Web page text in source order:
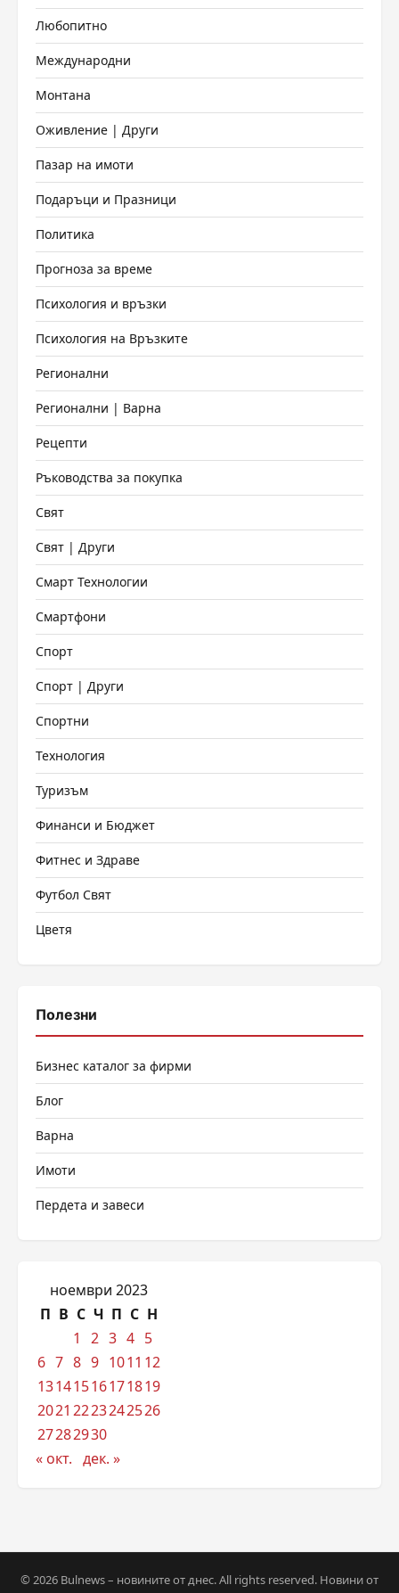
Любопитно
Международни
Монтана
Оживление | Други
Пазар на имоти
Подаръци и Празници
Политика
Прогноза за време
Психология и връзки
Психология на Връзките
Регионални
Регионални | Варна
Рецепти
Ръководства за покупка
Свят
Свят | Други
Смарт Технологии
Смартфони
Спорт
Спорт | Други
Спортни
Технология
Туризъм
Финанси и Бюджет
Фитнес и Здраве
Футбол Свят
Цветя
Полезни
Бизнес каталог за фирми
Блог
Варна
Имоти
Пердета и завеси
ноември 2023
П В С Ч П С Н
1
2 3 4 5
6 7 8 9 1011 12
13141516171819
2021 2223242526
27282930
« окт. дек. »
© 2026 Bulnews – новините от днес. All rights reserved. Новини от